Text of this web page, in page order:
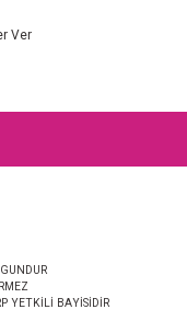
KIŞ
Ver
YETKİLİ BAYİSİDİR